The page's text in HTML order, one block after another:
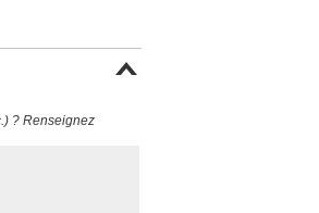
? Renseignez